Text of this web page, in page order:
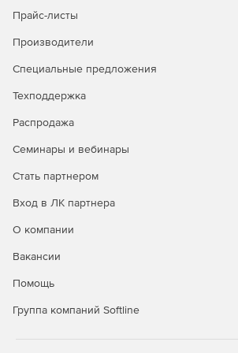
Строительная линейка Компас
Работа в 2D
комплектов
проектной документации.
Прайс-листы
Производители
Специальные предложения
Техподдержка
Распродажа
Семинары и вебинары
Стать партнером
Вход в ЛК партнера
О компании
Вакансии
Помощь
Группа компаний Softline